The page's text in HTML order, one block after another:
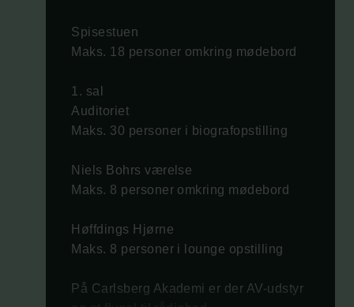
Spisestuen
Maks. 18 personer omkring mødebord
1. sal
Auditoriet
Maks. 30 personer i biografopstilling
Niels Bohrs værelse
Maks. 8 personer omkring mødebord
Høffdings Hjørne
Maks. 8 personer i lounge opstilling
På Carlsberg Akademi er der AV-udstyr